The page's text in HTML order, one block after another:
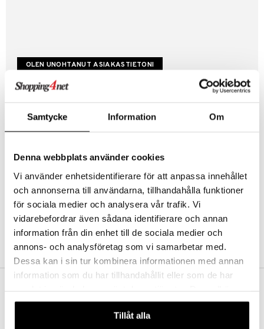
Samtycke Information Om
Denna webbplats använder cookies
Vi använder enhetsidentifierare för att anpassa innehållet
och annonserna till användarna, tillhandahålla funktioner
för sociala medier och analysera vår trafik. Vi
vidarebefordrar även sådana identifierare och annan
information från din enhet till de sociala medier och
annons- och analysföretag som vi samarbetar med.
Dessa kan i sin tur kombinera informationen med annan
information som du har tillhandahållit eller som de har
våra cookies vid fortsatt användande av vår webbplats.
Tillåt alla
Luo uusi asiakas
Hyviä tarjouksia
Kestotilaus
Arvostele tuotteita
Toivelistat
LUO ASIAKAS
Aina maksuton vaihtoehto, huolimatta siitä ostatko yksittäisen
tuotteen tai koko tilauksellesi joka ylittää 50 €.